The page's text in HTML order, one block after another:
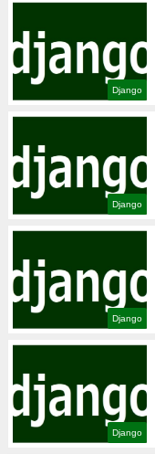
Django
Django
Django
Django